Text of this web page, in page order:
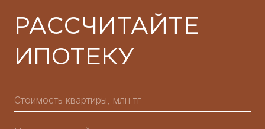
РАССЧИТАЙТЕ
ИПОТЕКУ